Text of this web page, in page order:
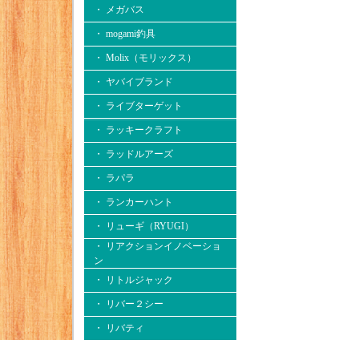
・ メガバス
・ mogami釣具
・ Molix（モリックス）
・ ヤバイブランド
・ ライブターゲット
・ ラッキークラフト
・ ラッドルアーズ
・ ラパラ
・ ランカーハント
・ リューギ（RYUGI）
・ リアクションイノベーショ
ン
・ リトルジャック
・ リバー２シー
・ リバティ